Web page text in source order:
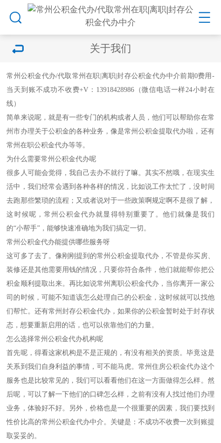
关于我们
常州公积金代办/代取常州在职|离职|封存公积金代办中介前期0费用-
当天到账不成功不收费+V：13918428986（微信电话一样24小时在
线）
简单来说呢，就是有一些专门的机构或者人员，他们可以帮助你在常
州市办理关于公积金的各种业务，像是常州公积金提取代办啦，还有
常州在职公积金代办等等。
为什么需要常州公积金代办呢
很多人可能会觉得，我自己去办不就行了嘛。其实不然哦，在现实生
活中，我们经常会遇到各种各样的情况，比如说工作太忙了，没时间
去跑那些繁琐的流程；又或者说对于一些政策啊规定啊不是很了解，
这时候呢， 常州公积金代办就显得特别重要了。他们就像是我们
的“小帮手”，能够快速准确地为我们搞定一切。
常州公积金代办能提供哪些服务呀
这可多了去了。像刚刚提到的常州公积金提取代办，不管是你买房、
装修还是其他需要用钱的情况，只要你符合条件，他们就能帮你把公
积金顺利提取出来。再比如说常州离职公积金代办，当你离开一家公
司的时候，可能不知道该怎么处理自己的公积金，这时候就可以找他
们帮忙。还有常州封存公积金代办，如果你的公积金暂时处于封存状
态，想要重新启用的话，也可以依靠他们的力量。
怎么选择常州公积金代办机构呢
首先呢，得看这家机构是不是正规的，有没有相关的资质。毕竟这是
关系到我们自身利益的事情，可不能马虎。常州住房公积金代办这个
服务也是比较常见的，我们可以看看他们在这一方面做得怎么样。然
后呢，可以了解一下他们的口碑怎么样，之前有没有人找过他们办理
业务，体验好不好。另外，价格也是一个很重要的因素，我们要找到
性价比高的常州公积金代办中介。关键是：不成功不收费一次到账提
取妥妥的。